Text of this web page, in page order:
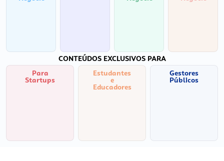
CONTEÚDOS EXCLUSIVOS PARA
Para
Startups
Estudantes
e
Educadores
Gestores
Públicos